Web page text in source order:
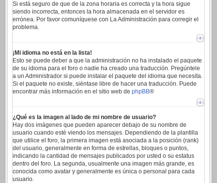
Si está seguro de que de la zona horaria es correcta y la hora sigue
siendo incorrecta, entonces la hora almacenada en el servidor es
errónea. Por favor comuníquese con La Administración para corregir el
problema.
¡Mi idioma no está en la lista!
Esto se puede deber a que la administración no ha instalado el paquete
de su idioma para el foro o nadie ha creado una traducción. Pregúntele
a un Administrador si puede instalar el paquete del idioma que necesita.
Si el paquete no existe, siéntase libre de hacer una traducción. Puede
encontrar más información en el sitio web de phpBB®
¿Qué es la imagen al lado de mi nombre de usuario?
Hay dos imágenes que pueden aparecer debajo de su nombre de
usuario cuando esté viendo los mensajes. Dependiendo de la plantilla
que utilice el foro, la primera imagen está asociada a la posición (rank)
del usuario, generalmente en forma de estrellas, bloques o puntos,
indicando la cantidad de mensajes publicados por usted o su estatus
dentro del foro. La segunda, usualmente una imagen más grande, es
conocida como avatar y generalmente es única o personal para cada
usuario.